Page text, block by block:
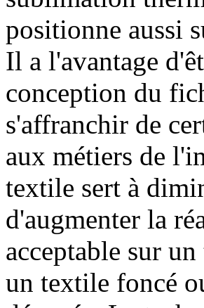
positionne aussi
Il a l'avantage
conception du
s'affranchir de
aux métiers de
textile sert à
d'augmenter la
acceptable sur
un textile foncé